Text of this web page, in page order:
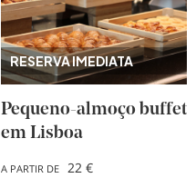
RESERVA IMEDIATA
Pequeno-almoço buffet
em Lisboa
A PARTIR DE
22 €